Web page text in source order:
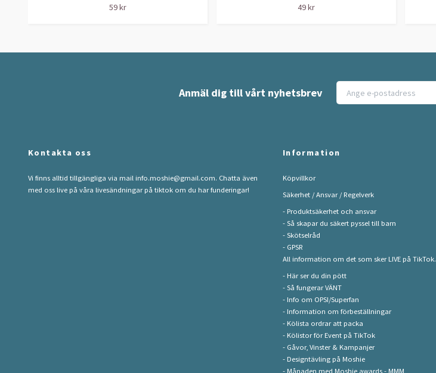
59 kr
49 kr
Anmäl dig till vårt nyhetsbrev
Kontakta oss
Vi finns alltid tillgängliga via mail info.moshie@gmail.com. Chatta även
med oss live på våra livesändningar på tiktok om du har funderingar!
Information
Köpvillkor
Säkerhet / Ansvar / Regelverk
- Produktsäkerhet och ansvar
- Så skapar du säkert pyssel till barn
- Skötselråd
- GPSR
All information om det som sker LIVE på TikTok.
- Här ser du din pött
- Så fungerar VÄNT
- Info om OPSI/Superfan
- Information om förbeställningar
- Kölista ordrar att packa
- Kölistor för Event på TikTok
- Gåvor, Vinster & Kampanjer
- Designtävling på Moshie
- Månaden med Moshie awards - MMM